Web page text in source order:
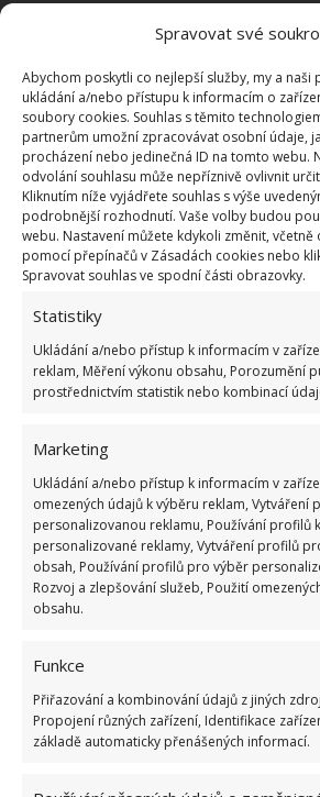
Spravovat své
Abychom poskytli co nejlepší služby, my a naši
ukládání a/nebo přístupu k informacím o
soubory cookies. Souhlas s těmito
partnerům umožní zpracovávat osobní údaje,
procházení nebo jedinečná ID na tomto webu.
odvolání souhlasu může nepříznivě ovlivnit
Kliknutím níže vyjádřete souhlas s výše
podrobnější rozhodnutí. Vaše volby budou
webu. Nastavení můžete kdykoli změnit, včetně
pomocí přepínačů v Zásadách cookies nebo
Spravovat souhlas ve spodní části obrazovky.
Statistiky
Ukládání a/nebo přístup k informacím v
reklam, Měření výkonu obsahu, Porozumění
prostřednictvím statistik nebo kombinací
Marketing
Ukládání a/nebo přístup k informacím v
omezených údajů k výběru reklam, Vytváření
personalizovanou reklamu, Používání profilů
personalizované reklamy, Vytváření profilů
obsah, Používání profilů pro výběr
Rozvoj a zlepšování služeb, Použití
obsahu.
Funkce
Přiřazování a kombinování údajů z jiných
Propojení různých zařízení, Identifikace
základě automaticky přenášených informací.
Test znalostí o
komunismu: 10 retro
23.6.2026
Retro kvíz o oblíbených
socialismu: Tehdejší řidiči
bodů
6.5.2026
ŽHAVÉ NOVINKY
Na mastnou vodu v
jednoduchá finta, díky
údržbu
5.8.2026
Tato lidová past zachytí
5.8.2026